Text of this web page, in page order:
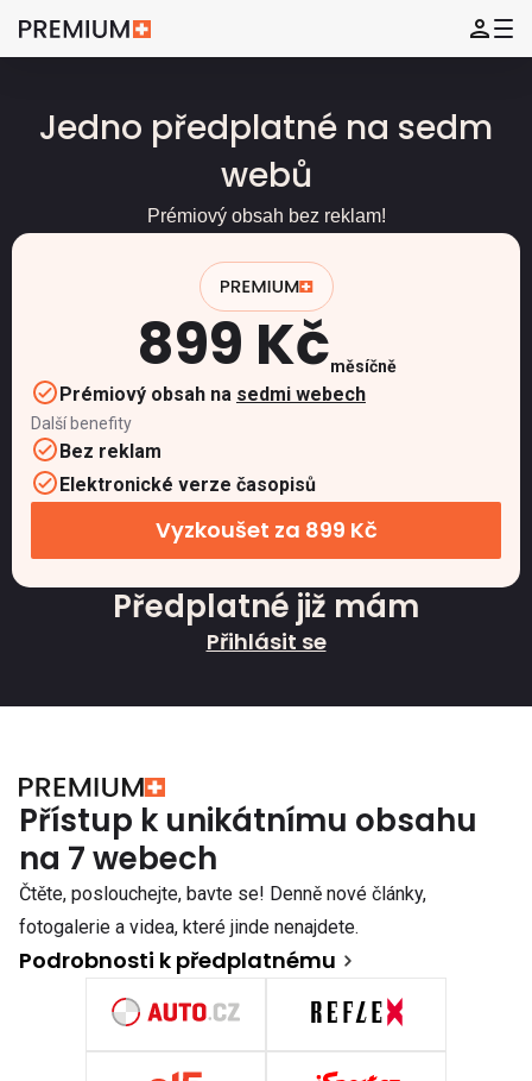
Jedno předplatné na sedm
webů
Prémiový obsah bez reklam!
899 Kčměsíčně
Prémiový obsah na sedmi webech
Další benefity
Bez reklam
Elektronické verze časopisů
Vyzkoušet za 899 Kč
Předplatné již mám
Přihlásit se
Přístup k unikátnímu obsahu
na 7 webech
Čtěte, poslouchejte, bavte se! Denně nové články,
fotogalerie a videa, které jinde nenajdete.
Podrobnosti k předplatnému